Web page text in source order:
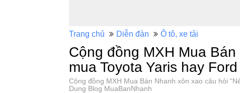
Trang chủ Diễn đàn Ô tô, xe tải
Cộng đồng MXH Mua
mua Toyota Yaris hay
Cộng đồng MXH Mua Bán Nhanh xôn xao câu hỏi
Dung Blog MuaBanNhanh